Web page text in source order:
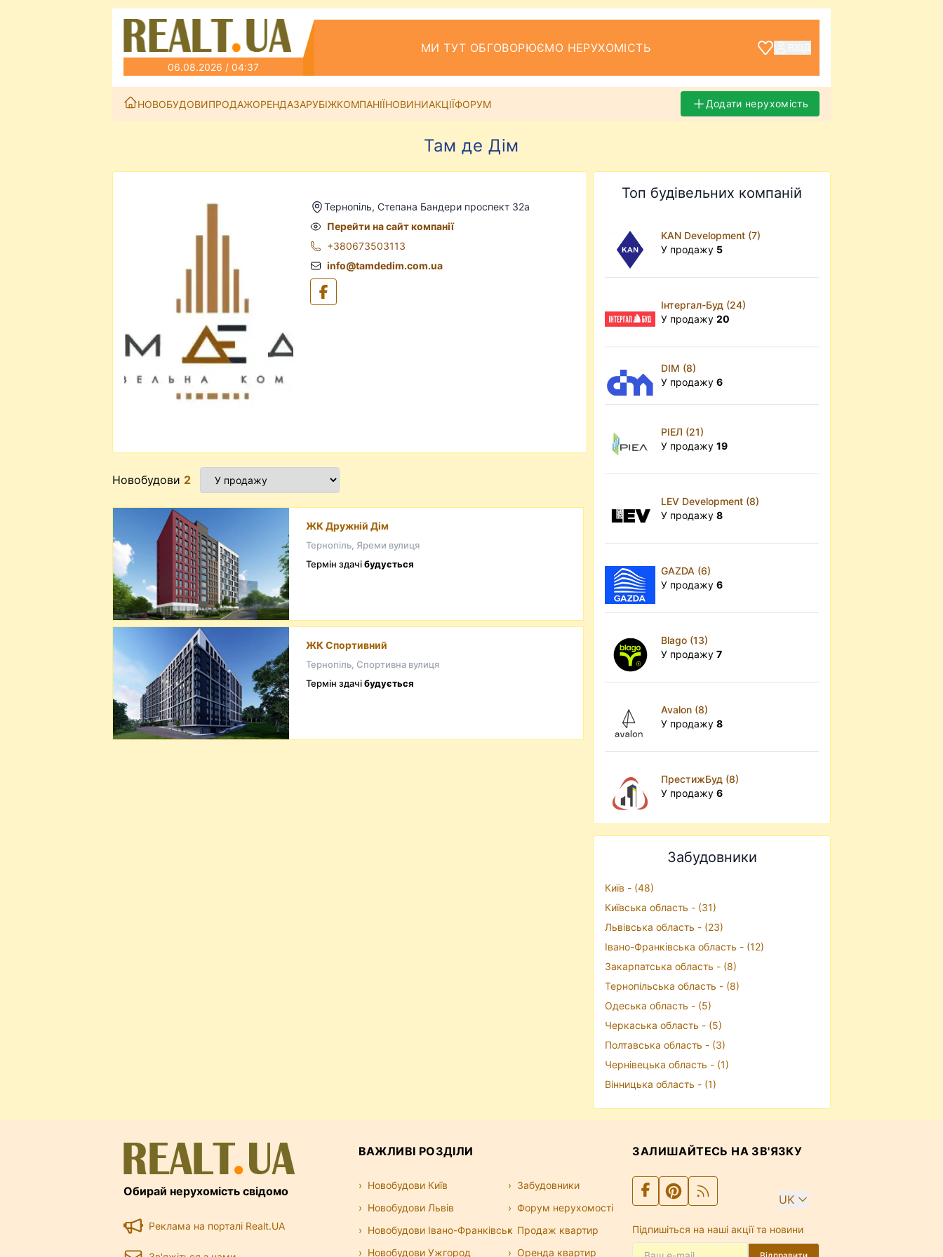
06.08.2026 / 04:37
МИ ТУТ ОБГОВОРЮЄМО НЕРУХОМІСТЬ
НОВОБУДОВИПРОДАЖОРЕНДАЗАРУБІЖКОМПАНІЇНОВИНИАКЦІЇФОРУМ Додати нерухомість
Там де Дім
Тернопіль, Степана Бандери проспект 32а
Перейти на сайт компанії
+380673503113
info@tamdedim.com.ua
Новобудови 2
ЖК Дружній Дім
Тернопіль, Яреми вулиця
Термін здачібудується
ЖК Спортивний
Тернопіль, Спортивна вулиця
Термін здачібудується
Топ будівельних компаній
KAN Development (7)
У продажу 5
Інтергал-Буд (24)
У продажу20
DIM (8)
У продажу6
РІЕЛ (21)
У продажу19
LEV Development (8)
У продажу8
GAZDA (6)
У продажу6
Blago (13)
У продажу7
Avalon (8)
У продажу8
ПрестижБуд (8)
У продажу6
Забудовники
Київ - (48)
Київська область - (31)
Львівська область - (23)
Івано-Франківська область - (12)
Закарпатська область - (8)
Тернопільська область - (8)
Одеська область - (5)
Черкаська область - (5)
Полтавська область - (3)
Чернівецька область - (1)
Вінницька область - (1)
Обирай нерухомість свідомо
Реклама на порталі Realt.UA
ВАЖЛИВІ РОЗДІЛИ
Новобудови Київ
Новобудови Львів
Новобудови Івано-Франківськ
Новобудови Ужгород
Забудовники
Форум нерухомості
Продаж квартир
Оренда квартир
ЗАЛИШАЙТЕСЬ НА ЗВ'ЯЗКУ
UK
Підпишіться на наші акції та новини